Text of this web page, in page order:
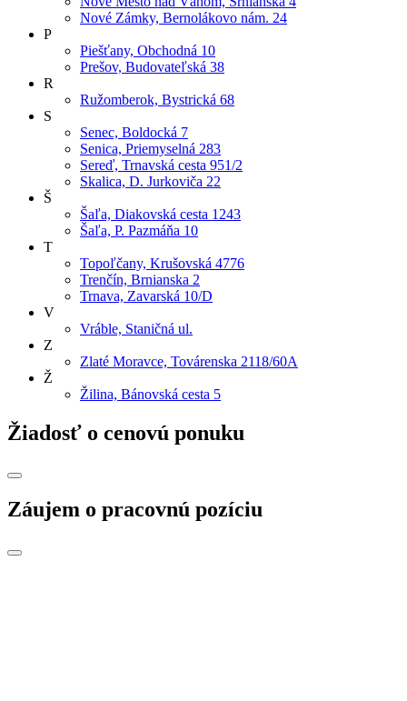
Nové Zámky, Bernolákovo nám. 24
P
Piešťany, Obchodná 10
Prešov, Budovateľská 38
R
Ružomberok, Bystrická 68
S
Senec, Boldocká 7
Senica, Priemyselná 283
Sereď, Trnavská cesta 951/2
Skalica, D. Jurkoviča 22
Š
Šaľa, Diakovská cesta 1243
Šaľa, P. Pazmáňa 10
T
Topoľčany, Krušovská 4776
Trenčín, Brnianska 2
Trnava, Zavarská 10/D
V
Vráble, Staničná ul.
Z
Zlaté Moravce, Továrenska 2118/60A
Ž
Žilina, Bánovská cesta 5
Žiadosť o cenovú ponuku
Záujem o pracovnú pozíciu